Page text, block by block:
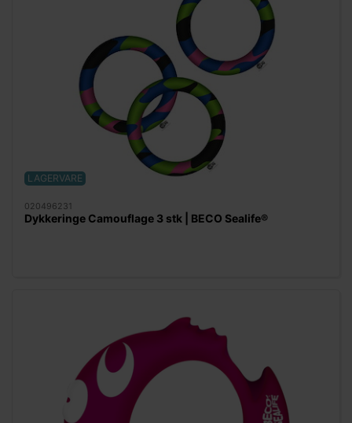
LAGERVARE
020496231
Dykkeringe Camouflage 3 stk | BECO Sealife®